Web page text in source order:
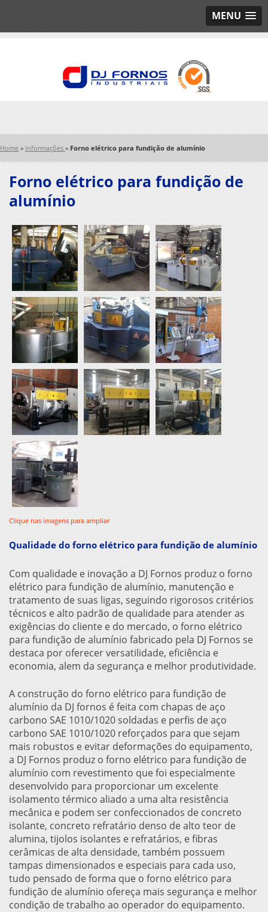
MENU
Home » Informações » Forno elétrico para fundição de alumínio
Forno elétrico para fundição de
alumínio
Clique nas imagens para ampliar
Qualidade do forno elétrico para fundição de alumínio
Com qualidade e inovação a DJ Fornos produz o forno
elétrico para fundição de alumínio, manutenção e
tratamento de suas ligas, seguindo rigorosos critérios
técnicos e alto padrão de qualidade para atender as
exigências do cliente e do mercado, o forno elétrico
para fundição de alumínio fabricado pela DJ Fornos se
destaca por oferecer versatilidade, eficiência e
economia, alem da segurança e melhor produtividade.
A construção do forno elétrico para fundição de
alumínio da DJ fornos é feita com chapas de aço
carbono SAE 1010/1020 soldadas e perfis de aço
carbono SAE 1010/1020 reforçados para que sejam
mais robustos e evitar deformações do equipamento,
a DJ Fornos produz o forno elétrico para fundição de
alumínio com revestimento que foi especialmente
desenvolvido para proporcionar um excelente
isolamento térmico aliado a uma alta resistência
mecânica e podem ser confeccionados de concreto
isolante, concreto refratário denso de alto teor de
alumina, tijolos isolantes e refratários, e fibras
cerâmicas de alta densidade, também possuem
tampas dimensionados e especiais para cada uso,
tudo pensado de forma que o forno elétrico para
fundição de alumínio ofereça mais segurança e melhor
condição de trabalho ao operador do equipamento.